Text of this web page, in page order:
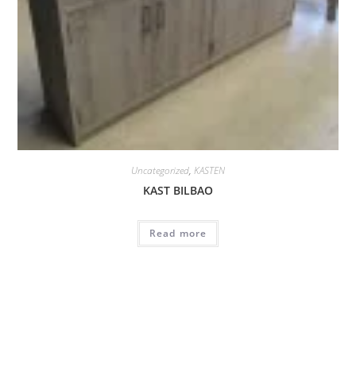
Uncategorized, KASTEN
KAST BILBAO
Read more